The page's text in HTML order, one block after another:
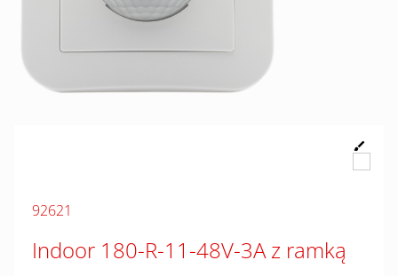
92621
Indoor 180-R-11-48V-3A z ramką